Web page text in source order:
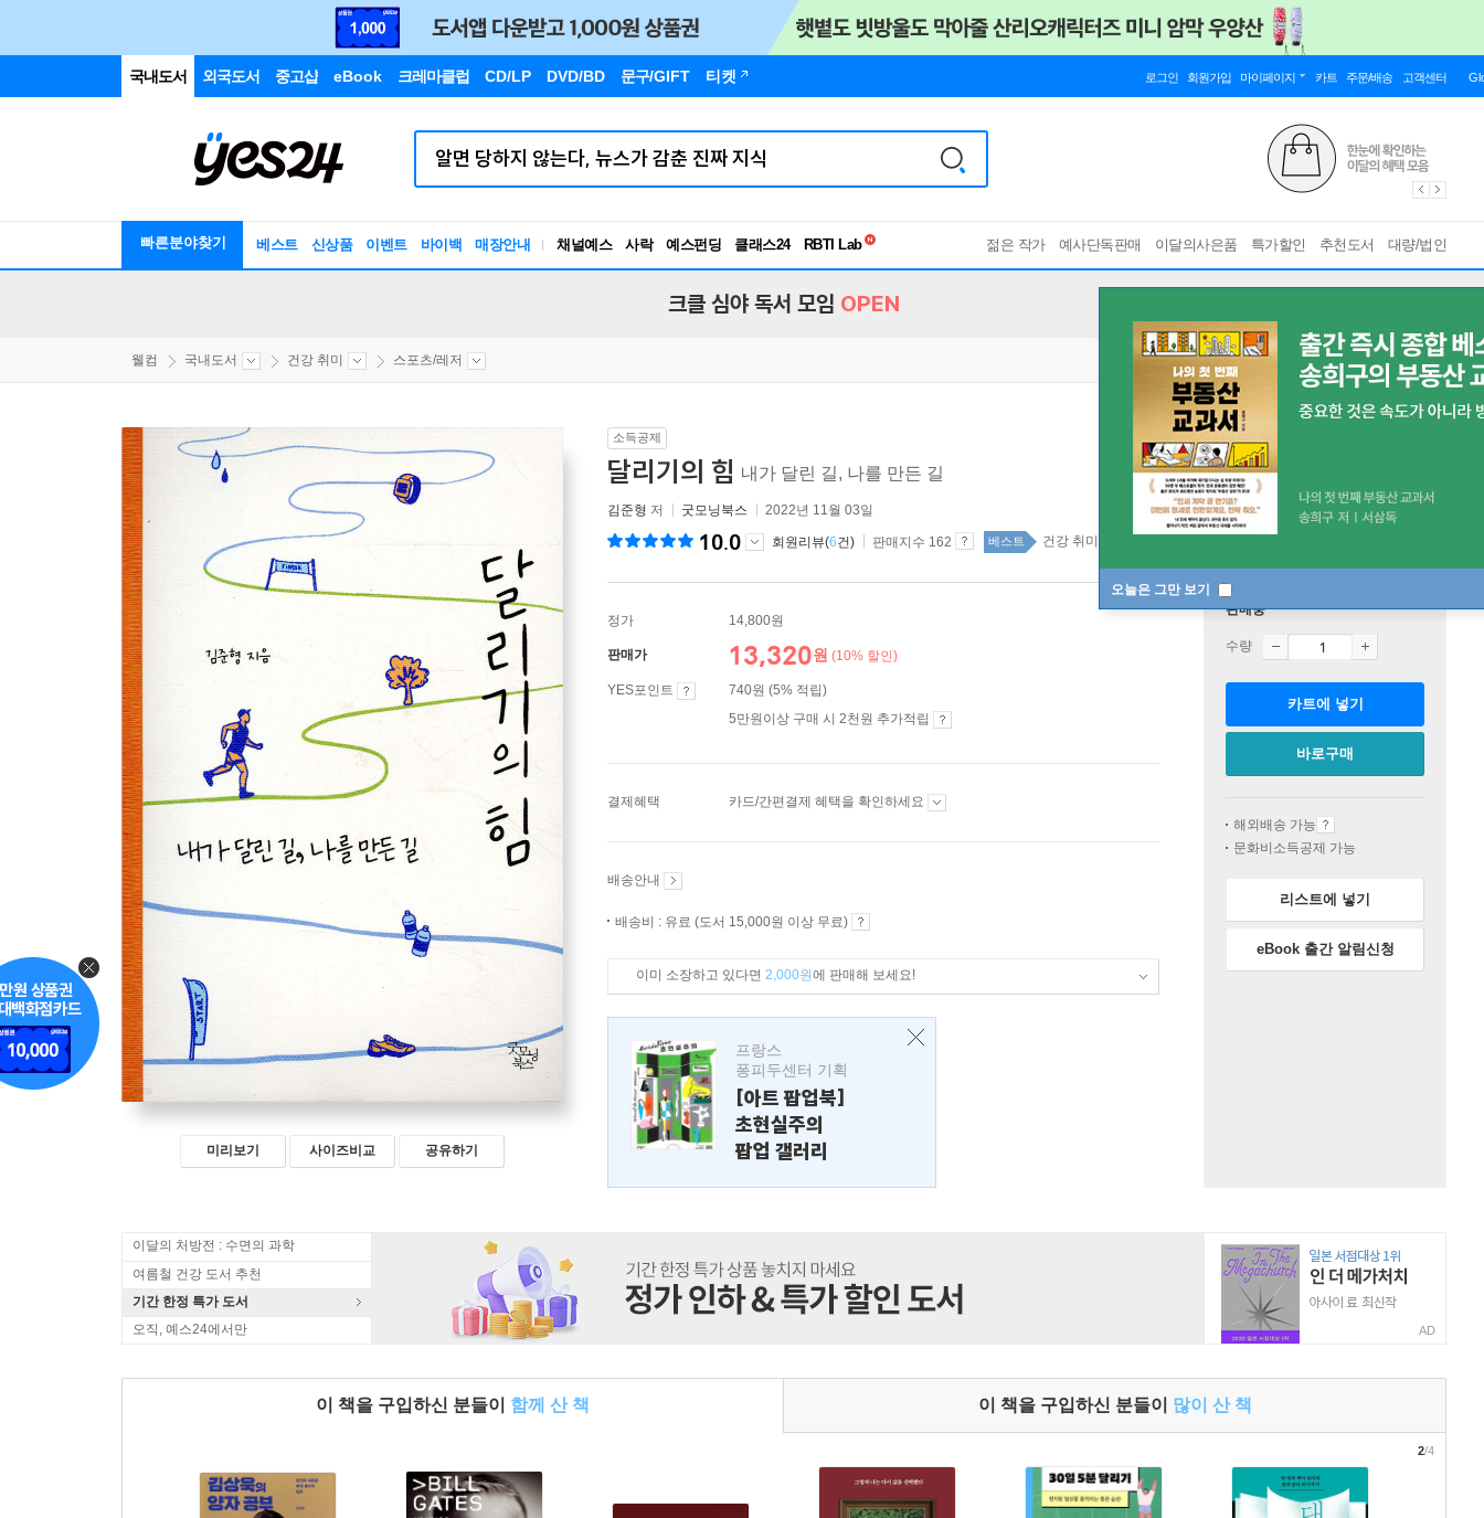
국내도서 외국도서 중고샵 eBook 크레마클럽 CD/LP DVD/BD 문구/GIFT 티켓 로그인 회원가입 마이페이지 카트 주문/배송 고객센터
빠른분야찾기 베스트 신상품 이벤트 바이백 매장안내 채널예스 사락 예스펀딩 클래스24
독서유형검사
젊은 작가 예사단독판매 이달의사은품 특가할인 추천도서 대량/법인
오늘은 그만 보기
크클 심야 독서 모임 OPEN
웰컴 국내도서 건강 취미 스포츠/레저
미리보기 사이즈비교 공유하기
소득공제
달리기의 힘 내가 달린 길, 나를 만든 길
김준형 저 굿모닝북스 2022년 11월 03일
10.0 회원리뷰(6건) 판매지수 162 베스트 건강 취미 top100 1주
정가 14,800원
판매가 13,320원 (10% 할인)
YES포인트
740원 (5% 적립)
5만원이상 구매 시 2천원 추가적립
결제혜택 카드/간편결제 혜택을 확인하세요
배송안내
배송비 : 유료 (도서 15,000원 이상 무료)
이미 소장하고 있다면 2,000원에 판매해 보세요!
프랑스
퐁피두센터 기획
[아트 팝업북]
초현실주의
팝업 갤러리
판매중
수량
카트에 넣기
바로구매
해외배송 가능
문화비소득공제 가능
리스트에 넣기
eBook 출간 알림신청
이달의 처방전 : 수면의 과학
여름철 건강 도서 추천
기간 한정 특가 도서
오직, 예스24에서만
AD
이 책을 구입하신 분들이 함께 산 책 이 책을 구입하신 분들이 많이 산 책
2/4